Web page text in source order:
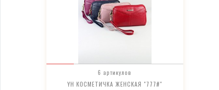
6 артикулов
YH КОСМЕТИЧКА ЖЕНСКАЯ "777#"